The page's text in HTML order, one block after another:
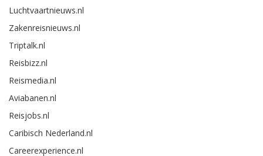
Luchtvaartnieuws.nl
Zakenreisnieuws.nl
Triptalk.nl
Reisbizz.nl
Reismedia.nl
Aviabanen.nl
Reisjobs.nl
Caribisch Nederland.nl
Careerexperience.nl